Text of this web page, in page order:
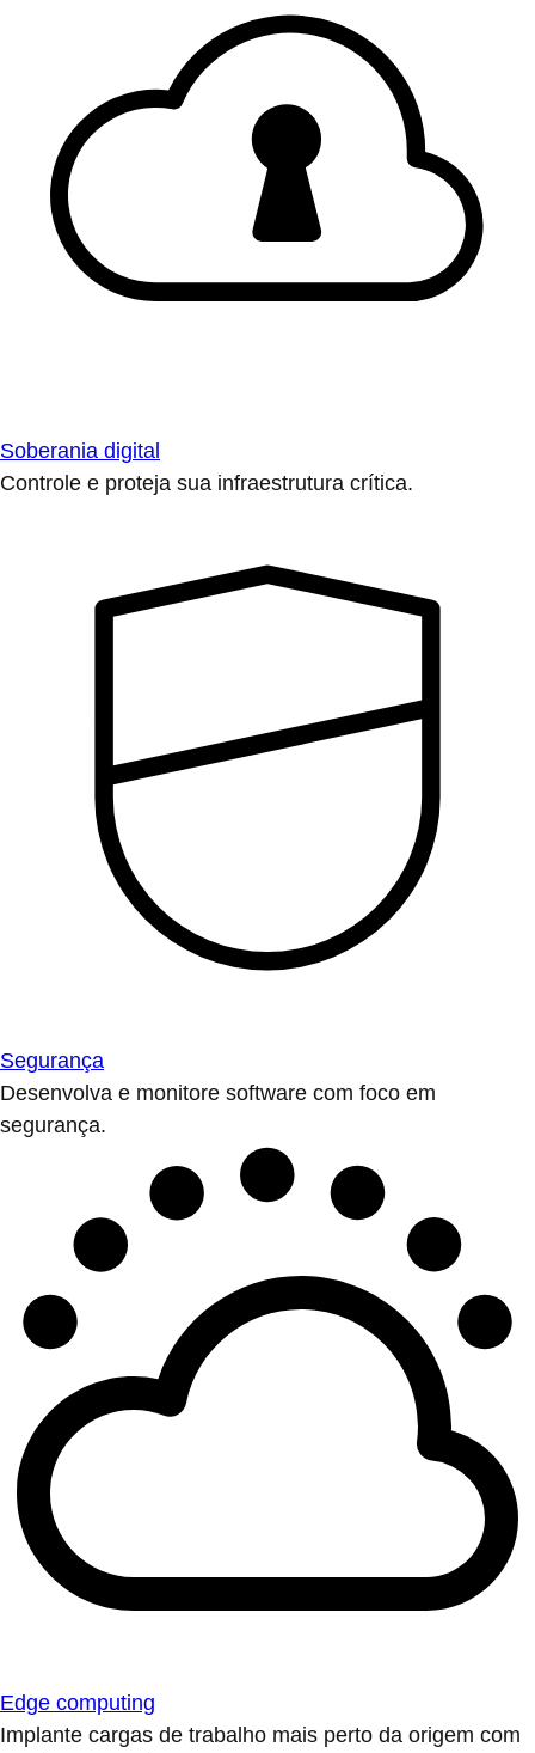
Soberania digital
Controle e proteja sua infraestrutura crítica.
Segurança
Desenvolva e monitore software com foco em
segurança.
Edge computing
Implante cargas de trabalho mais perto da origem com